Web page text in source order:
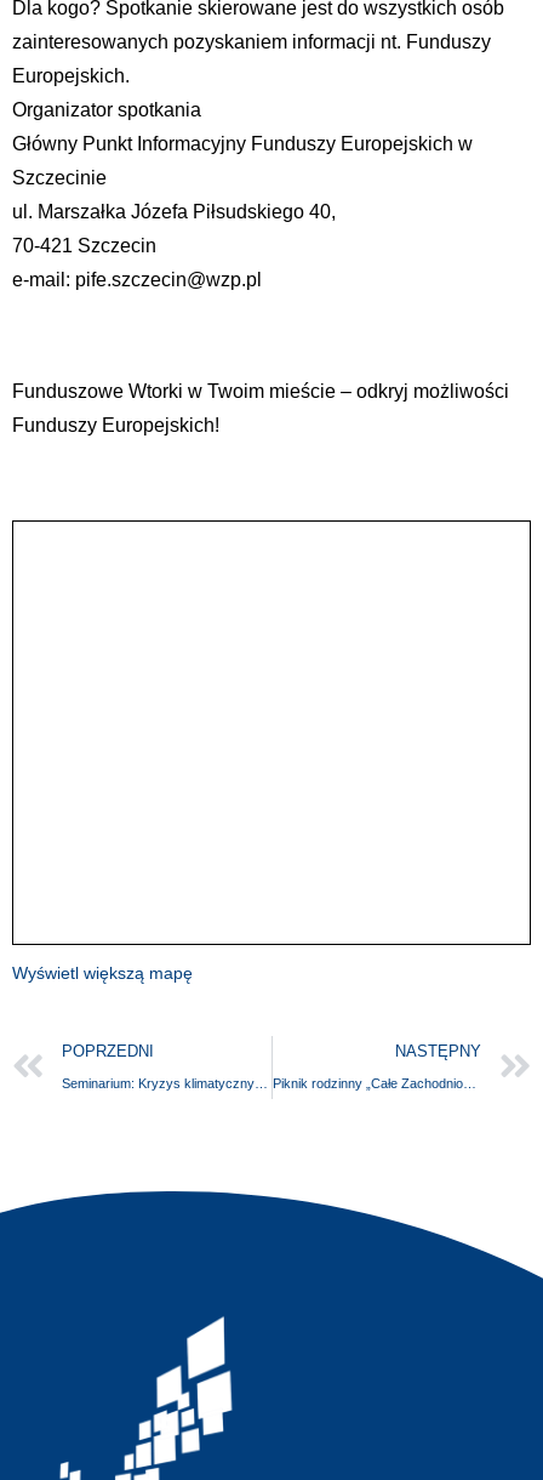
Dla kogo? Spotkanie skierowane jest do wszystkich osób
zainteresowanych pozyskaniem informacji nt. Funduszy
Europejskich.
Organizator spotkania
Główny Punkt Informacyjny Funduszy Europejskich w
Szczecinie
ul. Marszałka Józefa Piłsudskiego 40,
70-421 Szczecin
e-mail: pife.szczecin@wzp.pl
Funduszowe Wtorki w Twoim mieście – odkryj możliwości
Funduszy Europejskich!
Wyświetl większą mapę
POPRZEDNI NASTĘPNY
Piknik rodzinny „Całe Zachodniopomorskie mówi o emocjach”